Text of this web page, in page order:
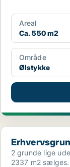
Areal
Ca. 550 m2
Område
Ølstykke
Erhvervsgrund i
2 grunde lige
2337 m2 sælges. Kan købes samlet. Tæt på